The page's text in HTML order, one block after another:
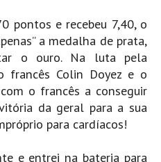
pontos e recebeu 7,40, o
a medalha de prata,
o ouro. Na luta pela
francês Colin Doyez e o
o francês a conseguir
da geral para a sua
para cardíacos!
e entrei na bateria para